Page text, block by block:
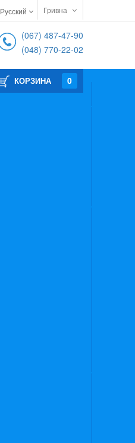
Гривна
Русский
(067) 487-47-90
(048) 770-22-02
КОРЗИНА 0